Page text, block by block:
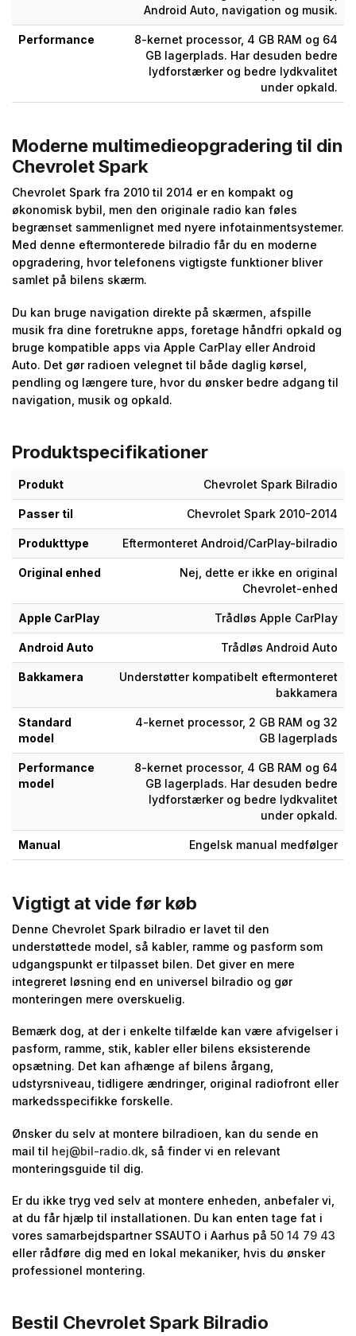
Android Auto, navigation og musik.
Performance
8-kernet processor, 4 GB RAM og 64
GB lagerplads. Har desuden bedre
lydforstærker og bedre lydkvalitet
under opkald.
Moderne multimedieopgradering til din
Chevrolet Spark
Chevrolet Spark fra 2010 til 2014 er en kompakt og
økonomisk bybil, men den originale radio kan føles
begrænset sammenlignet med nyere infotainmentsystemer.
Med denne eftermonterede bilradio får du en moderne
opgradering, hvor telefonens vigtigste funktioner bliver
samlet på bilens skærm.
Du kan bruge navigation direkte på skærmen, afspille
musik fra dine foretrukne apps, foretage håndfri opkald og
bruge kompatible apps via Apple CarPlay eller Android
Auto. Det gør radioen velegnet til både daglig kørsel,
pendling og længere ture, hvor du ønsker bedre adgang til
navigation, musik og opkald.
Produktspecifikationer
Produkt Chevrolet Spark Bilradio
Passer til Chevrolet Spark 2010-2014
Produkttype Eftermonteret Android/CarPlay-bilradio
Original enhed
Nej, dette er ikke en original
Chevrolet-enhed
Apple CarPlay Trådløs Apple CarPlay
Android Auto Trådløs Android Auto
Bakkamera
Understøtter kompatibelt eftermonteret
bakkamera
Standard
model
4-kernet processor, 2 GB RAM og 32
GB lagerplads
Performance
model
8-kernet processor, 4 GB RAM og 64
GB lagerplads. Har desuden bedre
lydforstærker og bedre lydkvalitet
under opkald.
Manual Engelsk manual medfølger
Vigtigt at vide før køb
Denne Chevrolet Spark bilradio er lavet til den
understøttede model, så kabler, ramme og pasform som
udgangspunkt er tilpasset bilen. Det giver en mere
integreret løsning end en universel bilradio og gør
monteringen mere overskuelig.
Bemærk dog, at der i enkelte tilfælde kan være afvigelser i
pasform, ramme, stik, kabler eller bilens eksisterende
opsætning. Det kan afhænge af bilens årgang,
udstyrsniveau, tidligere ændringer, original radiofront eller
markedsspecifikke forskelle.
Ønsker du selv at montere bilradioen, kan du sende en
mail til hej@bil-radio.dk , så finder vi en relevant
monteringsguide til dig.
Er du ikke tryg ved selv at montere enheden, anbefaler vi,
at du får hjælp til installationen. Du kan enten tage fat i
vores samarbejdspartner SSAUTO i Aarhus på 50 14 79 43
eller rådføre dig med en lokal mekaniker, hvis du ønsker
professionel montering.
Bestil Chevrolet Spark Bilradio